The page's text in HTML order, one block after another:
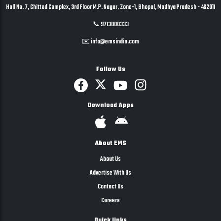
Hall No. 7, Chittod Complex, 3rd Floor M.P. Nagar, Zone-1, Bhopal, Madhya Pradesh - 462011
📞 9713000333
✉️ info@emsindia.com
Follow Us
Download Apps
About EMS
About Us
Advertise With Us
Contact Us
Careers